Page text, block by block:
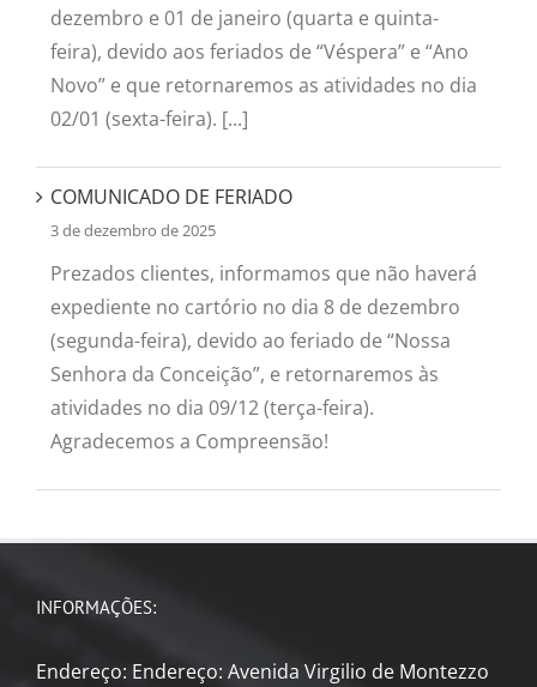
dezembro e 01 de janeiro (quarta e quinta-
feira), devido aos feriados de “Véspera” e “Ano
Novo” e que retornaremos as atividades no dia
02/01 (sexta-feira). [...]
COMUNICADO DE FERIADO
3 de dezembro de 2025
Prezados clientes, informamos que não haverá
expediente no cartório no dia 8 de dezembro
(segunda-feira), devido ao feriado de “Nossa
Senhora da Conceição”, e retornaremos às
atividades no dia 09/12 (terça-feira).
Agradecemos a Compreensão!
INFORMAÇÕES:
Endereço: Endereço: Avenida Virgilio de Montezzo